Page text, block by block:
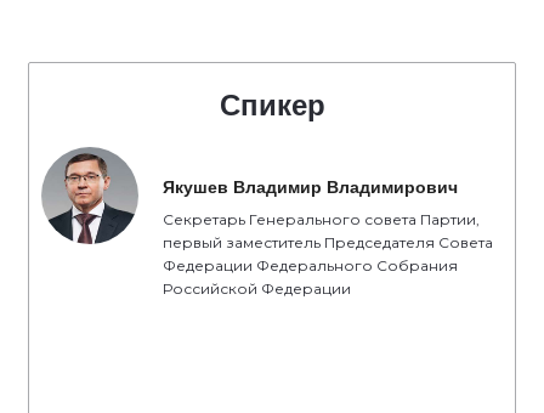
Спикер
Якушев Владимир Владимирович
Секретарь Генерального совета Партии,
первый заместитель Председателя Совета
Федерации Федерального Собрания
Российской Федерации